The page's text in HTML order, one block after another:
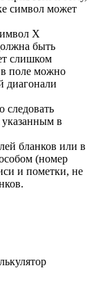
символ может
Х
быть
слишком
поле можно
диагонали
следовать
в
бланков или в
(номер
и пометки, не